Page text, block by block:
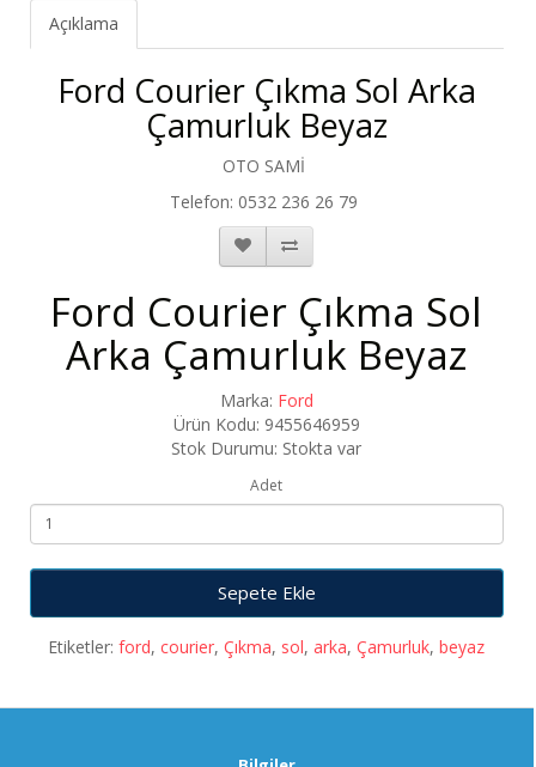
Açıklama
Ford Courier Çıkma Sol Arka
Çamurluk Beyaz
OTO SAMİ
Telefon: 0532 236 26 79
Ford Courier Çıkma Sol
Arka Çamurluk Beyaz
Marka: Ford
Ürün Kodu: 9455646959
Stok Durumu: Stokta var
Adet
Sepete Ekle
Etiketler:ford,courier,Çıkma, sol,arka,Çamurluk,beyaz